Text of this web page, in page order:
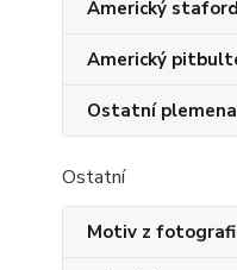
Americký
Americký
Ostatní plemena
Ostatní
Motiv z